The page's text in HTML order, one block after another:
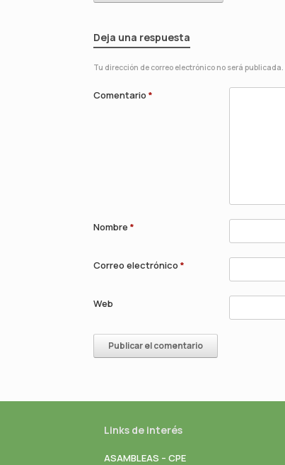
Deja una respuesta
Tu dirección de correo electrónico no será publicada.
Comentario *
Nombre *
Correo electrónico *
Web
Links de interés
ASAMBLEAS – CPE